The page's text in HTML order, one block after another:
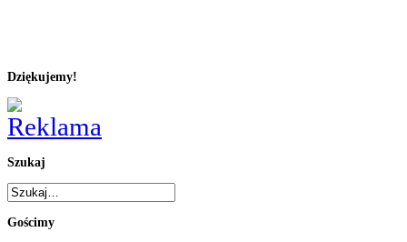
Dziękujemy!
Szukaj
Gościmy